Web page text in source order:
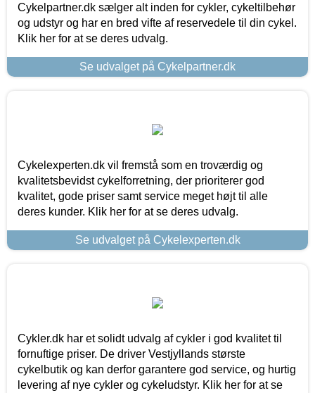
Cykelpartner.dk sælger alt inden for cykler, cykeltilbehør
og udstyr og har en bred vifte af reservedele til din cykel.
Klik her for at se deres udvalg.
Se udvalget på Cykelpartner.dk
Cykelexperten.dk vil fremstå som en troværdig og
kvalitetsbevidst cykelforretning, der prioriterer god
kvalitet, gode priser samt service meget højt til alle
deres kunder. Klik her for at se deres udvalg.
Se udvalget på Cykelexperten.dk
Cykler.dk har et solidt udvalg af cykler i god kvalitet til
fornuftige priser. De driver Vestjyllands største
cykelbutik og kan derfor garantere god service, og hurtig
levering af nye cykler og cykeludstyr. Klik her for at se